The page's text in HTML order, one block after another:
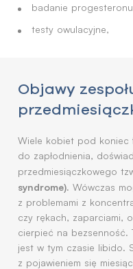
badanie
testy owulacyjne,
Objawy
Wiele kobiet pod koniec
do zapłodnienia,
przedmiesiączkowego
syndrome). Wówczas
z problemami z
czy rękach, zaparciami,
cierpieć na bezsenność.
jest w tym czasie libido.
z pojawieniem się